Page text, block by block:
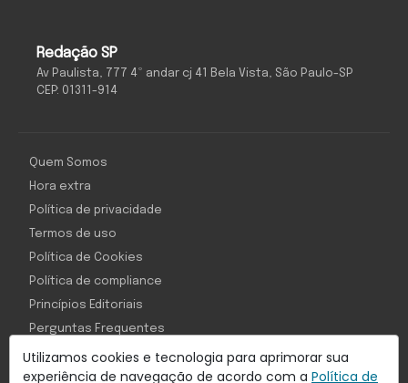
Utilizamos cookies e tecnologia para aprimorar sua
experiência de navegação de acordo com a Política de
Redação SP
Av Paulista, 777 4º andar cj 41 Bela Vista, São Paulo-SP
CEP: 01311-914
Quem Somos
Hora extra
Política de privacidade
Termos de uso
Política de Cookies
Política de compliance
Princípios Editoriais
Perguntas Frequentes